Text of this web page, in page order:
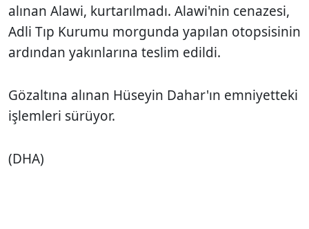
alınan Alawi, kurtarılmadı. Alawi'nin cenazesi,
Adli Tıp Kurumu morgunda yapılan otopsisinin
ardından yakınlarına teslim edildi.
Gözaltına alınan Hüseyin Dahar'ın emniyetteki
işlemleri sürüyor.
(DHA)